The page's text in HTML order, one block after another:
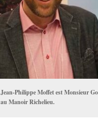
Jean-Philippe Moffet est Monsieur
au Manoir Richelieu.